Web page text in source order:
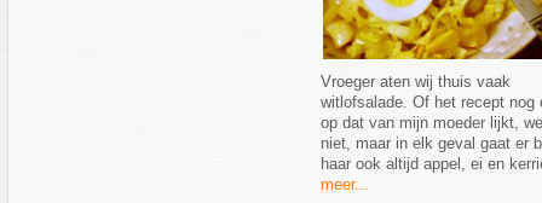
Vroeger aten wij thuis vaak
witlofsalade. Of het recept nog
op dat van mijn moeder lijkt,
niet, maar in elk geval gaat er
haar ook altijd appel, ei en
meer...